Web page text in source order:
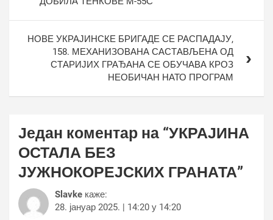
НОВЕ УКРАЈИНСКЕ БРИГАДЕ СЕ РАСПАДАЈУ,
158. МЕХАНИЗОВАНА САСТАВЉЕНА ОД
СТАРИЈИХ ГРАЂАНА СЕ ОБУЧАВА КРОЗ
НЕОБИЧАН НАТО ПРОГРАМ
Један коментар на “УКРАЈИНА
ОСТАЛА БЕЗ
ЈУЖНОКОРЕЈСКИХ ГРАНАТА”
Slavke каже:
28. јануар 2025. | 14:20 у 14:20